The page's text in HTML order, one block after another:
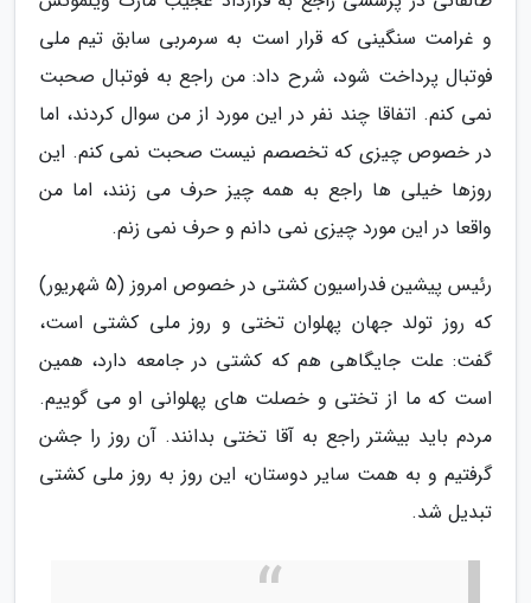
و غرامت سنگینی که قرار است به سرمربی سابق تیم ملی
فوتبال پرداخت شود، شرح داد: من راجع به فوتبال صحبت
نمی کنم. اتفاقا چند نفر در این مورد از من سوال کردند، اما
در خصوص چیزی که تخصصم نیست صحبت نمی کنم. این
روزها خیلی ها راجع به همه چیز حرف می زنند، اما من
واقعا در این مورد چیزی نمی دانم و حرف نمی زنم.
رئیس پیشین فدراسیون کشتی در خصوص امروز (5 شهریور)
که روز تولد جهان پهلوان تختی و روز ملی کشتی است،
گفت: علت جایگاهی هم که کشتی در جامعه دارد، همین
است که ما از تختی و خصلت های پهلوانی او می گوییم.
مردم باید بیشتر راجع به آقا تختی بدانند. آن روز را جشن
گرفتیم و به همت سایر دوستان، این روز به روز ملی کشتی
تبدیل شد.